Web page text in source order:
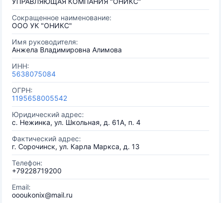
Сокращенное наименование:
ООО УК "ОНИКС"
Имя руководителя:
Анжела Владимировна Алимова
ИНН:
5638075084
ОГРН:
1195658005542
Юридический адрес:
с. Нежинка, ул. Школьная, д. 61А, п. 4
Фактический адрес:
г. Сорочинск, ул. Карла Маркса, д. 13
Телефон:
+79228719200
Email:
oooukonix@mail.ru